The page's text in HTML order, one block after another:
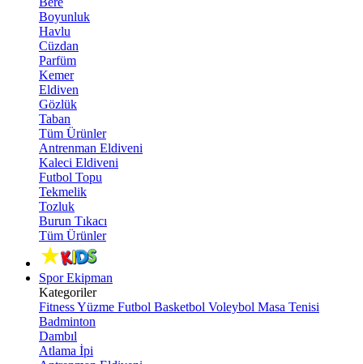
Boyunluk
Havlu
Cüzdan
Parfüm
Kemer
Eldiven
Gözlük
Taban
Tüm Ürünler
Antrenman Eldiveni
Kaleci Eldiveni
Futbol Topu
Tekmelik
Tozluk
Burun Tıkacı
Tüm Ürünler
Spor Ekipman
Kategoriler
FitnessYüzme Futbol Basketbol Voleybol Masa Tenisi
Badminton
Dambıl
Atlama İpi